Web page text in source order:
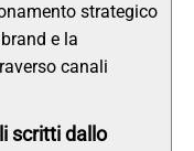
strategico
e la
canali
scritti dallo